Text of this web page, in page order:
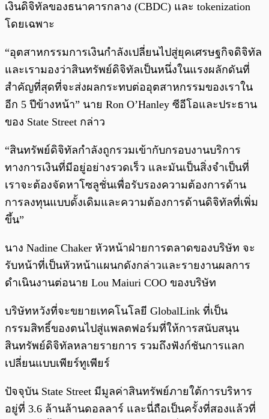
เงินดิจิทัลของธนาคารกลาง (CBDC) และ tokenization
โดยเฉพาะ
“อุตสาหกรรมการเงินกำลังเปลี่ยนไปสู่ยุคเศรษฐกิจดิจิทัล
และเรามองว่าสินทรัพย์ดิจิทัลเป็นหนึ่งในแรงผลักดันที่
สำคัญที่สุดที่จะส่งผลกระทบต่ออุตสาหกรรมของเราใน
อีก 5 ปีข้างหน้า” นาย Ron O’Hanley ซีอีโอและประธาน
ของ State Street กล่าว
“สินทรัพย์ดิจิทัลกำลังถูกรวมเข้ากับกรอบงานบริการ
ทางการเงินที่มีอยู่อย่างรวดเร็ว และมันเป็นสิ่งจำเป็นที่
เราจะต้องจัดหาโซลูชั่นเพื่อรับรองความต้องการด้าน
การลงทุนแบบดั้งเดิมและความต้องการด้านดิจิทัลที่เพิ่ม
ขึ้น”
นาง Nadine Chaker หัวหน้าฝ่ายการตลาดของบริษัท จะ
รับหน้าที่เป็นหัวหน้าแผนกดังกล่าวและรายงานผลการ
ดำเนินงานต่อนาย Lou Maiuri COO ของบริษัท
บริษัทหวังที่จะขยายเทคโนโลยี GlobalLink ที่เป็น
กรรมสิทธิ์ของตนไปสู่แพลตฟอร์มที่ให้การสนับสนุน
สินทรัพย์ดิจิทัลหลายรายการ รวมถึงฟังก์ชันการแลก
เปลี่ยนแบบเพียร์ทูเพียร์
ปัจจุบัน State Street มีมูลค่าสินทรัพย์ภายใต้การบริหาร
อยู่ที่ 3.6 ล้านล้านดอลลาร์ และนี่ถือเป็นครั้งที่สองแล้วที่